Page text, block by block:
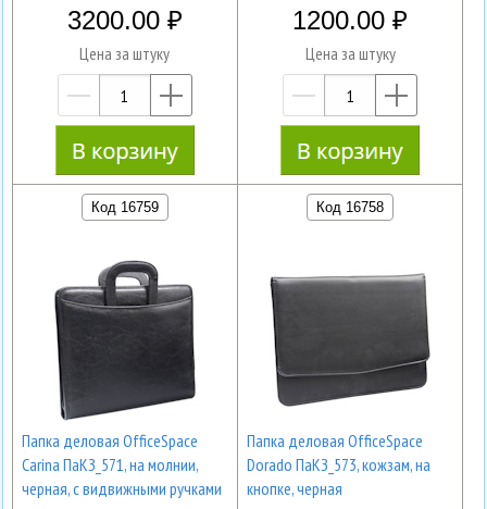
3200.00
Цена за штуку
—
1200.00
Цена за штуку
—
Код 16759
Папка деловая OfficeSpace
Carina ПаКЗ_571, на молнии,
черная, с видвижными ручками
Код 16758
Папка деловая OfficeSpace
Dorado ПаКЗ_573, кожзам, на
кнопке, черная